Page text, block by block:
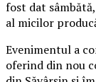
fost dat
al micilor
Evenimentul a
oferind din nou